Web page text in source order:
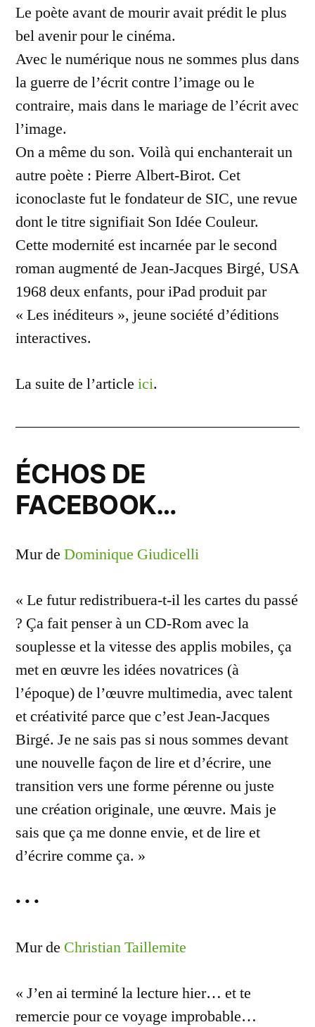
Le poète avant de mourir avait prédit le plus
bel avenir pour le cinéma.
Avec le numérique nous ne sommes plus dans
la guerre de l’écrit contre l’image ou le
contraire, mais dans le mariage de l’écrit avec
l’image.
On a même du son. Voilà qui enchanterait un
autre poète : Pierre Albert-Birot. Cet
iconoclaste fut le fondateur de SIC, une revue
dont le titre signifiait Son Idée Couleur.
Cette modernité est incarnée par le second
roman augmenté de Jean-Jacques Birgé, USA
1968 deux enfants, pour iPad produit par
« Les inéditeurs », jeune société d’éditions
interactives.
La suite de l’article ici.
ÉCHOS DE
FACEBOOK…
Mur de Dominique Giudicelli
« Le futur redistribuera-t-il les cartes du passé
? Ça fait penser à un CD-Rom avec la
souplesse et la vitesse des applis mobiles, ça
met en œuvre les idées novatrices (à
l’époque) de l’œuvre multimedia, avec talent
et créativité parce que c’est Jean-Jacques
Birgé. Je ne sais pas si nous sommes devant
une nouvelle façon de lire et d’écrire, une
transition vers une forme pérenne ou juste
une création originale, une œuvre. Mais je
sais que ça me donne envie, et de lire et
d’écrire comme ça. »
• • •
Mur de Christian Taillemite
« J’en ai terminé la lecture hier… et te
remercie pour ce voyage improbable…